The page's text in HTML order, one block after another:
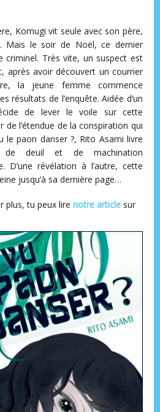
Komugi vit seule avec son père,
Mais le soir de Noël, ce dernier
criminel. Très vite, un suspect est
après avoir découvert un courrier
la jeune femme commence
résultats de l’enquête. Aidée d’un
de lever le voile sur cette
l’étendue de la conspiration qui
le paon danser ?, Rito Asami livre
deuil et de machination
D’une révélation à l’autre, cette
jusqu’à sa dernière page…
plus, tu peux lirenotre article sur